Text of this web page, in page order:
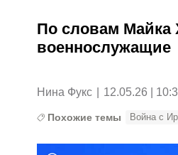
По словам Майка
военнослужащие
Нина Фукс 12.05.26 |
Похожие темы Война с